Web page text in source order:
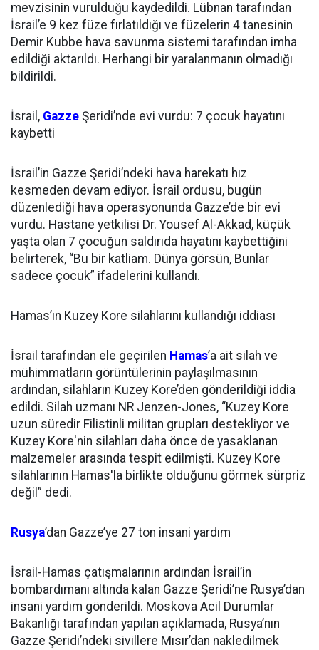
mevzisinin vurulduğu kaydedildi. Lübnan tarafından
İsrail’e 9 kez füze fırlatıldığı ve füzelerin 4 tanesinin
Demir Kubbe hava savunma sistemi tarafından imha
edildiği aktarıldı. Herhangi bir yaralanmanın olmadığı
bildirildi.
İsrail, Gazze Şeridi’nde evi vurdu: 7 çocuk hayatını
kaybetti
İsrail’in Gazze Şeridi’ndeki hava harekatı hız
kesmeden devam ediyor. İsrail ordusu, bugün
düzenlediği hava operasyonunda Gazze’de bir evi
vurdu. Hastane yetkilisi Dr. Yousef Al-Akkad, küçük
yaşta olan 7 çocuğun saldırıda hayatını kaybettiğini
belirterek, “Bu bir katliam. Dünya görsün, Bunlar
sadece çocuk” ifadelerini kullandı.
Hamas’ın Kuzey Kore silahlarını kullandığı iddiası
İsrail tarafından ele geçirilen Hamas’a ait silah ve
mühimmatların görüntülerinin paylaşılmasının
ardından, silahların Kuzey Kore’den gönderildiği iddia
edildi. Silah uzmanı NR Jenzen-Jones, “Kuzey Kore
uzun süredir Filistinli militan grupları destekliyor ve
Kuzey Kore'nin silahları daha önce de yasaklanan
malzemeler arasında tespit edilmişti. Kuzey Kore
silahlarının Hamas'la birlikte olduğunu görmek sürpriz
değil” dedi.
Rusya’dan Gazze’ye 27 ton insani yardım
İsrail-Hamas çatışmalarının ardından İsrail’in
bombardımanı altında kalan Gazze Şeridi’ne Rusya’dan
insani yardım gönderildi. Moskova Acil Durumlar
Bakanlığı tarafından yapılan açıklamada, Rusya’nın
Gazze Şeridi’ndeki sivillere Mısır’dan nakledilmek